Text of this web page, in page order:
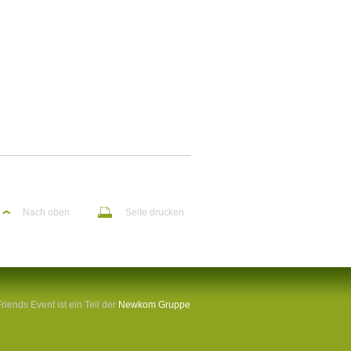
Seite drucken
Nach oben
Event ist ein Teil der Newkom Gruppe